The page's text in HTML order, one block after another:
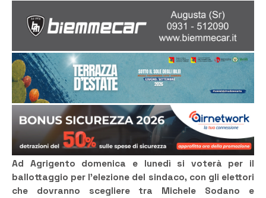
Ad Agrigento domenica e lunedì si voterà per il
ballottaggio per l’elezione del sindaco, con gli elettori
che dovranno scegliere tra Michele Sodano e